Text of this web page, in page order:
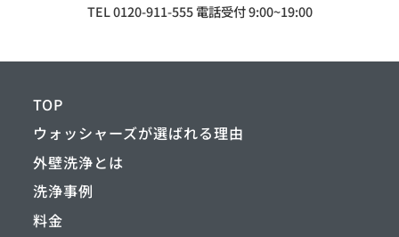
TEL 0120-911-555 電話受付 9:00~19:00
TOP
ウォッシャーズが選ばれる理由
外壁洗浄とは
洗浄事例
料金